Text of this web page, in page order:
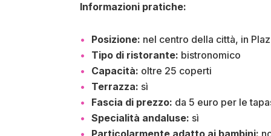
Informazioni pratiche:
Posizione: nel centro della città, in
Tipo di ristorante: bistronomico
Capacità: oltre 25 coperti
Terrazza: sì
Fascia di prezzo: da 5 euro per le
Specialità andaluse: sì